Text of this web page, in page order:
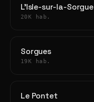
L'Isle-sur-la-Sorgue
20K hab.
Sorgues
19K hab.
Le Pontet